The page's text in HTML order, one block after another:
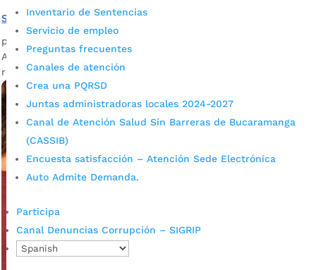
Inventario de Sentencias
Servicio de empleo
Preguntas frecuentes
Canales de atención
Crea una PQRSD
Juntas administradoras locales 2024-2027
Canal de Atención Salud Sin Barreras de Bucaramanga
(CASSIB)
Encuesta satisfacción – Atención Sede Electrónica
Auto Admite Demanda.
Participa
Canal Denuncias Corrupción – SIGRIP
Se intensifica la prevención contra el dengue
por
A semana epidemiológica 37 (mediados de septiembre), se
reportaron 1.992 casos de dengue en Bucaramanga.